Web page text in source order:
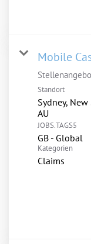
Mobile
Standort
Sydney,
JOBS.TAGS5
GB - Global
Kategorien
Claims